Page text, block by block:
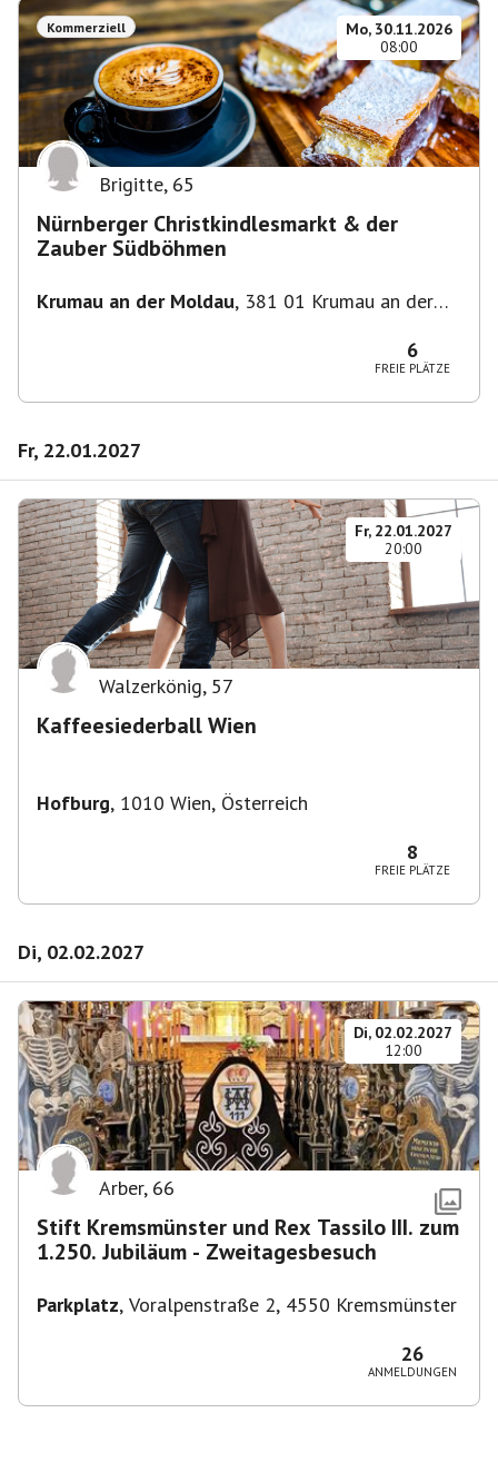
Kommerziell
Mo, 30.11.2026
08:00
Brigitte, 65
Nürnberger Christkindlesmarkt & der
Zauber Südböhmen
Krumau an der Moldau, 381 01 Krumau an der
6
FREIE PLÄTZE
Fr, 22.01.2027
Fr, 22.01.2027
20:00
Walzerkönig, 57
Kaffeesiederball Wien
Hofburg, 1010 Wien, Österreich
8
FREIE PLÄTZE
Di, 02.02.2027
Di, 02.02.2027
12:00
Arber, 66
Stift Kremsmünster und Rex Tassilo III. zum
1.250. Jubiläum - Zweitagesbesuch
Parkplatz, Voralpenstraße 2, 4550 Kremsmünster
26
ANMELDUNGEN